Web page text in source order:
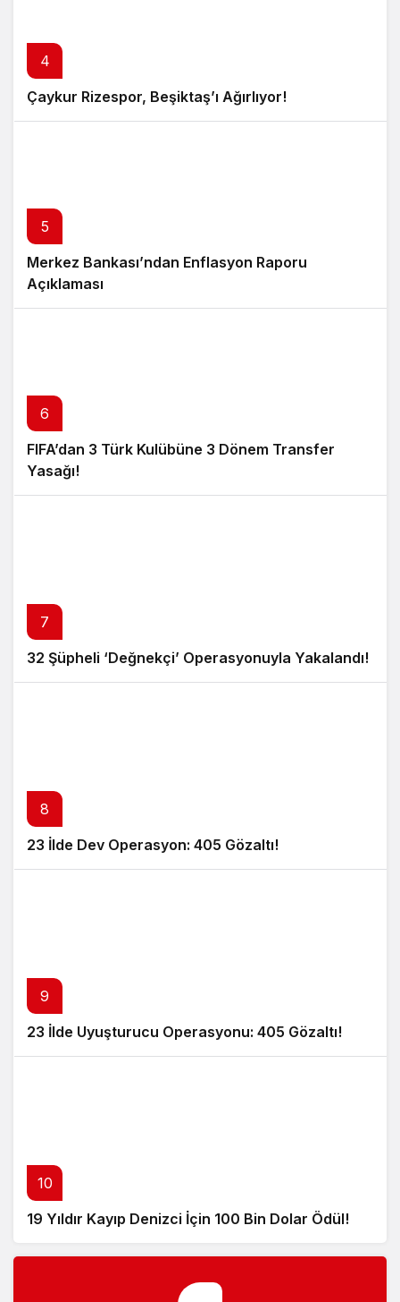
4
Çaykur Rizespor, Beşiktaş’ı Ağırlıyor!
5
Merkez Bankası’ndan Enflasyon Raporu
Açıklaması
6
FIFA’dan 3 Türk Kulübüne 3 Dönem Transfer
Yasağı!
7
32 Şüpheli ‘Değnekçi’ Operasyonuyla Yakalandı!
8
23 İlde Dev Operasyon: 405 Gözaltı!
9
23 İlde Uyuşturucu Operasyonu: 405 Gözaltı!
10
19 Yıldır Kayıp Denizci İçin 100 Bin Dolar Ödül!